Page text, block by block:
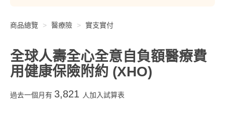
商品總覽 醫療險 實支實付
全球人壽全心全意自負額醫療費
用健康保險附約 (XHO)
過去一個月有 3,821 人加入試算表